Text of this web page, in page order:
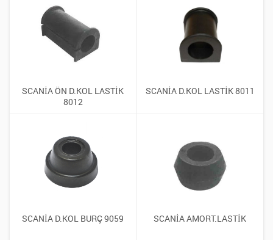
SCANİA ÖN D.KOL LASTİK
8012
SCANİA D.KOL LASTİK 8011
SCANİA D.KOL BURÇ 9059 SCANİA AMORT.LASTİK